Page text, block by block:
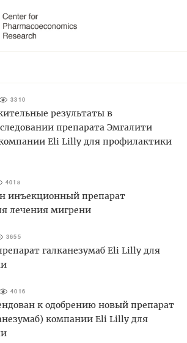
3310
результаты в
препарата Эмгалити
Eli Lilly для профилактики
4018
инъекционный препарат
лечения мигрени
3655
галканезумаб Eli Lilly для
4016
к одобрению новый препарат
компании Eli Lilly для